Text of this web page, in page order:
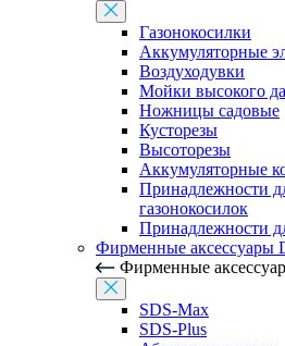
Газонокосилки
Аккумуляторные
Воздуходувки
Мойки высокого
Ножницы садовые
Кусторезы
Высоторезы
Аккумуляторные
Принадлежности
газонокосилок
Принадлежности
Фирменные аксессуары
Фирменные
SDS-Max
SDS-Plus